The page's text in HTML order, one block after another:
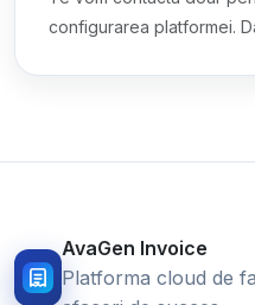
configurarea platformei.
AvaGen Invoice
Platforma cloud de